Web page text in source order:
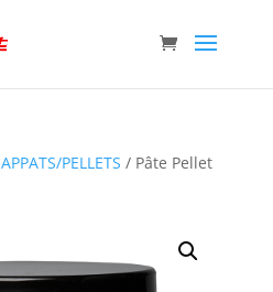
APPATS/PELLETS / Pâte Pellet